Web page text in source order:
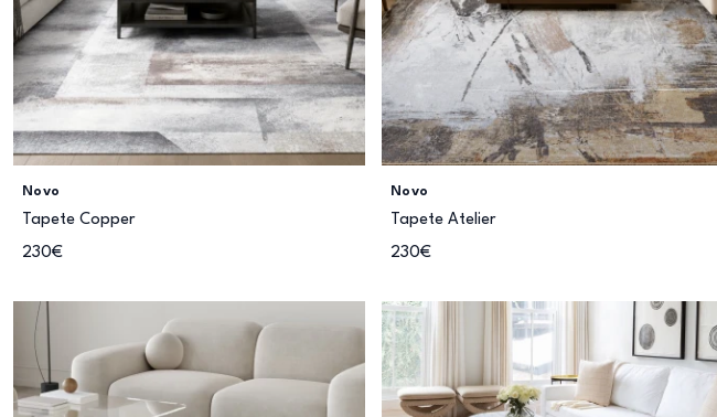
Novo
Tapete Copper
230€
Novo
Tapete Atelier
230€